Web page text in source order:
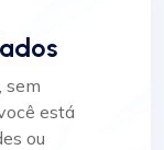
sem
está
ou